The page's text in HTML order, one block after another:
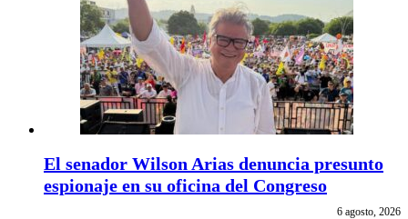
El senador Wilson Arias denuncia presunto
espionaje en su oficina del Congreso
6 agosto, 2026